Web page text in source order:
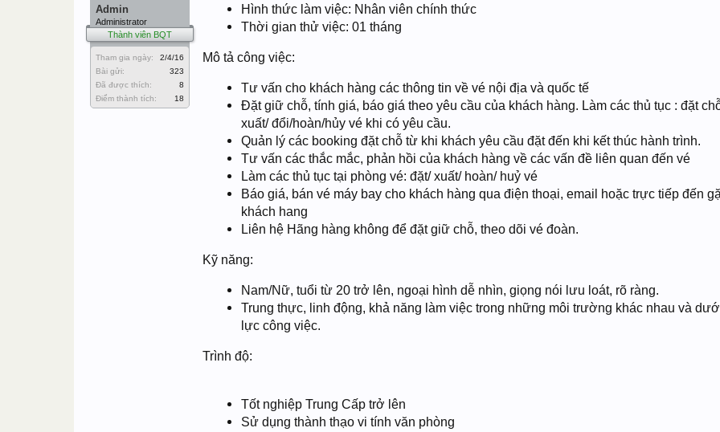
Admin
Administrator
Thành viên BQT
Tham gia ngày:
2/4/16
Bài gửi:
323
Đã được thích:
8
Điểm thành tích:
18
Hình thức làm việc: Nhân viên chính thức
Thời gian thử việc: 01 tháng
Mô tả công việc:
Tư vấn cho khách hàng các thông tin về vé nội địa và quốc tế
Đặt giữ chỗ, tính giá, báo giá theo yêu cầu của khách hàng. Làm các thủ tục : đặt
xuất/ đổi/hoàn/hủy vé khi có yêu cầu.
Quản lý các booking đặt chỗ từ khi khách yêu cầu đặt đến khi kết thúc hành trình.
Tư vấn các thắc mắc, phản hồi của khách hàng về các vấn đề liên quan đến vé
Làm các thủ tục tại phòng vé: đặt/ xuất/ hoàn/ huỷ vé
Báo giá, bán vé máy bay cho khách hàng qua điện thoại, email hoặc trực tiếp đến
khách hang
Liên hệ Hãng hàng không để đặt giữ chỗ, theo dõi vé đoàn.
Kỹ năng:
Nam/Nữ, tuổi từ 20 trở lên, ngoại hình dễ nhìn, giọng nói lưu loát, rõ ràng.
Trung thực, linh động, khả năng làm việc trong những môi trường khác nhau và
lực công việc.
Trình độ:
Tốt nghiệp Trung Cấp trở lên
Sử dụng thành thạo vi tính văn phòng